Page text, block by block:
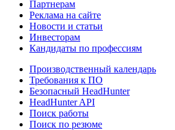
Партнерам
Реклама на сайте
Новости и статьи
Инвесторам
Кандидаты по профессиям
Производственный календарь
Требования к ПО
Безопасный HeadHunter
HeadHunter API
Поиск работы
Поиск по резюме